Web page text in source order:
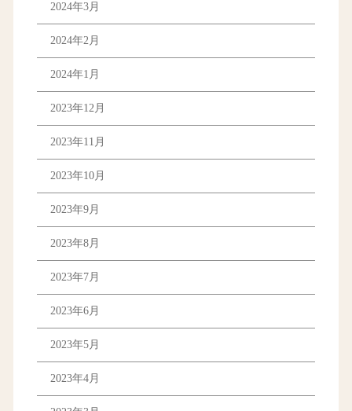
2024年3月
2024年2月
2024年1月
2023年12月
2023年11月
2023年10月
2023年9月
2023年8月
2023年7月
2023年6月
2023年5月
2023年4月